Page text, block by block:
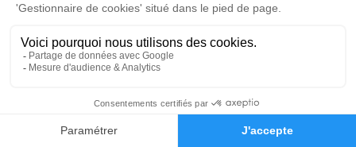
Faire-part Hommages
Je rends hommage
Cérémonie
CENTRE FUNERAIRE BOUDRIER 31 Rue Lavoisier
38300 Bourgoin Jallieu